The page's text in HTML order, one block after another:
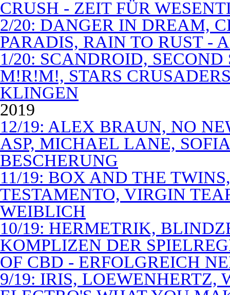
CRUSH - ZEIT FÜR
2/20: DANGER IN DREAM,
PARADIS, RAIN TO RUST -
1/20: SCANDROID,
M!R!M!, STARS
KLINGEN
2019
12/19: ALEX BRAUN, NO
ASP, MICHAEL LANE,
BESCHERUNG
11/19: BOX AND THE
TESTAMENTO, VIRGIN
WEIBLICH
10/19: HERMETRIK,
KOMPLIZEN DER
OF CBD - ERFOLGREICH
9/19: IRIS, LOEWENHERTZ,